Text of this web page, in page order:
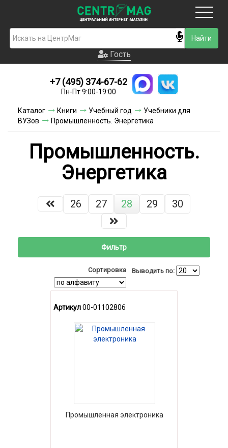
Гость
Новинки
Условия доставки
Контакты
Акции и скидки
Гость
+7 (495) 374-67-62
Пн-Пт 9:00-19:00
Каталог Книги Учебный год
Учебники для
ВУЗов
Промышленность. Энергетика
Промышленность.
Энергетика
26 27 28 29 30
Фильтр
Сортировка Выводить по:
Артикул00-01102806
Промышленная электроника